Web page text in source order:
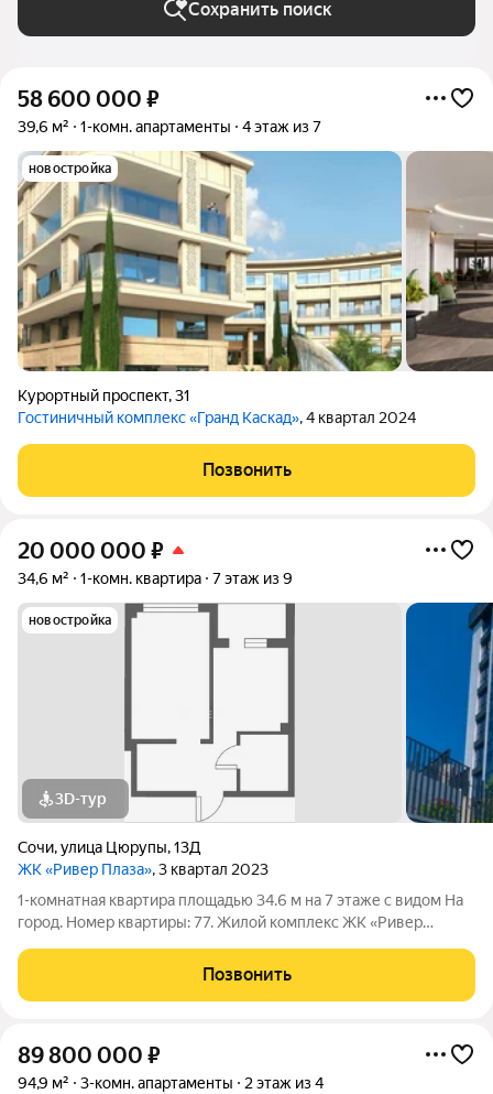
Сохранить поиск
58 600 000 ₽
39,6 м² 1-комн. апартаменты 4 этаж из 7
новостройка
Курортный проспект,31
Гостиничный комплекс «Гранд Каскад», 4 квартал 2024
Позвонить
20 000 000 ₽
34,6 м² 1-комн. квартира 7 этаж из 9
новостройка
3D-тур
Сочи,улица Цюрупы,13Д
ЖК «Ривер Плаза», 3 квартал 2023
1-комнатная квартира площадью 34.6 м на 7 этаже с видом На
город. Номер квартиры: 77. Жилой комплекс ЖК «Ривер
Позвонить
89 800 000 ₽
94,9 м² 3-комн. апартаменты 2 этаж из 4